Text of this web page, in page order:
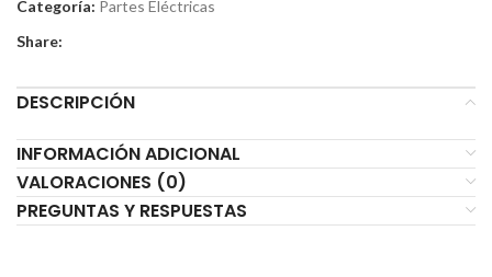
Categoría: Partes Eléctricas
Share:
DESCRIPCIÓN
INFORMACIÓN ADICIONAL
VALORACIONES (0)
PREGUNTAS Y RESPUESTAS